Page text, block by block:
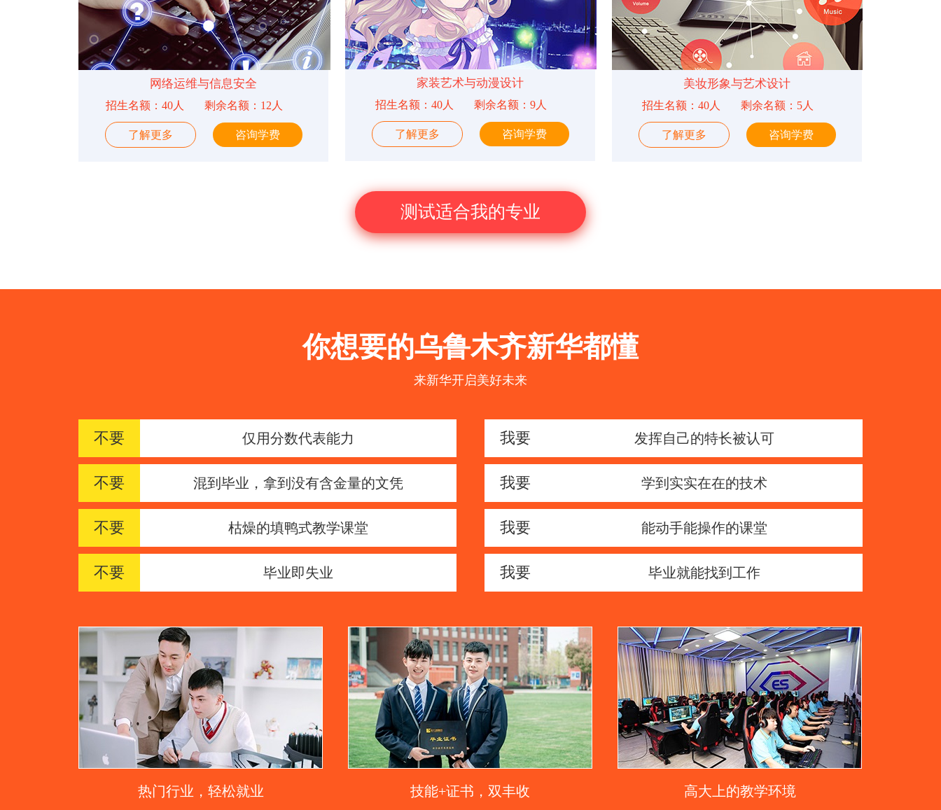
网络运维与信息安全
招生名额：40人 剩余名额：12人
了解更多 咨询学费
家装艺术与动漫设计
招生名额：40人 剩余名额：9人
了解更多 咨询学费
美妆形象与艺术设计
招生名额：40人 剩余名额：5人
了解更多 咨询学费
测试适合我的专业
你想要的乌鲁木齐新华都懂
来新华开启美好未来
不要 仅用分数代表能力
不要 混到毕业，拿到没有含金量的文凭
不要 枯燥的填鸭式教学课堂
不要 毕业即失业
我要 发挥自己的特长被认可
我要 学到实实在在的技术
我要 能动手能操作的课堂
我要 毕业就能找到工作
热门行业，轻松就业 技能+证书，双丰收 高大上的教学环境